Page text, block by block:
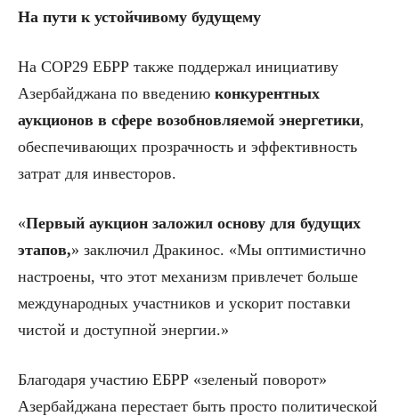
На пути к устойчивому будущему
На COP29 ЕБРР также поддержал инициативу
Азербайджана по введению конкурентных
аукционов в сфере возобновляемой энергетики,
обеспечивающих прозрачность и эффективность
затрат для инвесторов.
«Первый аукцион заложил основу для будущих
этапов,» заключил Дракинос. «Мы оптимистично
настроены, что этот механизм привлечет больше
международных участников и ускорит поставки
чистой и доступной энергии.»
Благодаря участию ЕБРР «зеленый поворот»
Азербайджана перестает быть просто политической